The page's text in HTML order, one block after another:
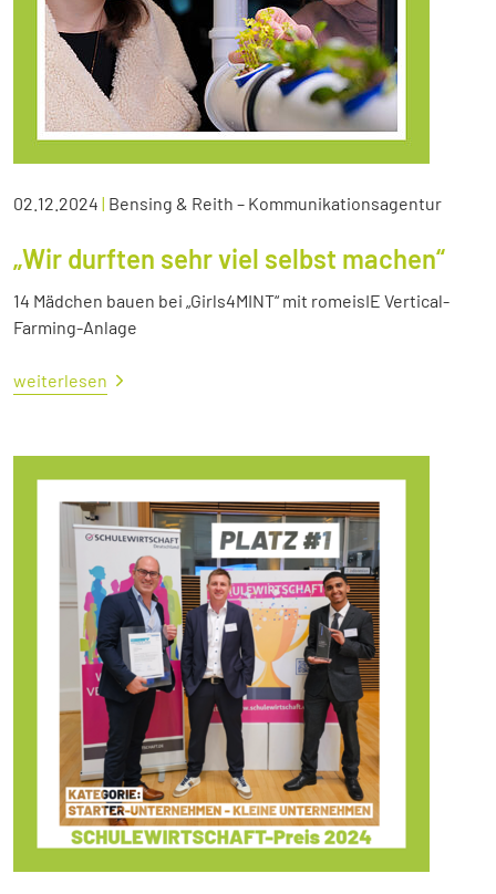
02.12.2024 | Bensing & Reith – Kommunikationsagentur
„Wir durften sehr viel selbst machen“
14 Mädchen bauen bei „Girls4MINT“ mit romeisIE Vertical-
Farming-Anlage
weiterlesen